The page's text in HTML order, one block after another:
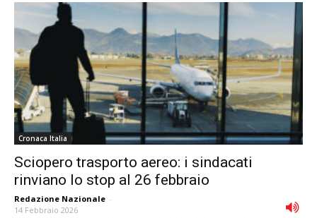
Cronaca Italia
Sciopero trasporto aereo: i sindacati
rinviano lo stop al 26 febbraio
Redazione Nazionale -
14 Febbraio 2026